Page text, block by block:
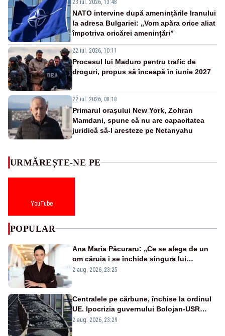
23 iul. 2026, 13:48
NATO intervine după amenințările Iranului
la adresa Bulgariei: „Vom apăra orice aliat
împotriva oricărei amenințări”
22 iul. 2026, 10:11
Procesul lui Maduro pentru trafic de
droguri, propus să înceapă în iunie 2027
22 iul. 2026, 08:18
Primarul oraşului New York, Zohran
Mamdani, spune că nu are capacitatea
juridică să-l aresteze pe Netanyahu
URMĂREȘTE-NE PE
YouTube
POPULAR
Ana Maria Păcuraru: „Ce se alege de un
om căruia i se închide singura lui
portiță?”
2 aug. 2026, 23:25
Centralele pe cărbune, închise la ordinul
UE. Ipocrizia guvernului Bolojan-USR
după starea de alertă
2 aug. 2026, 23:29